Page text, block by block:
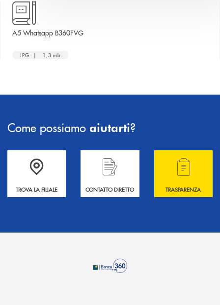
A5 Whatsapp B360FVGapre una nuova finestra
JPG | 1,3 mb
Come possiamo aiutarti?
Accedi all' elenco completo delle filiali .
TROVA LA FILIALE
Hai bisogno di informazioni? Contattaci !
CONTATTO DIRETTO
Hai bisogno di
TRASPARENZA